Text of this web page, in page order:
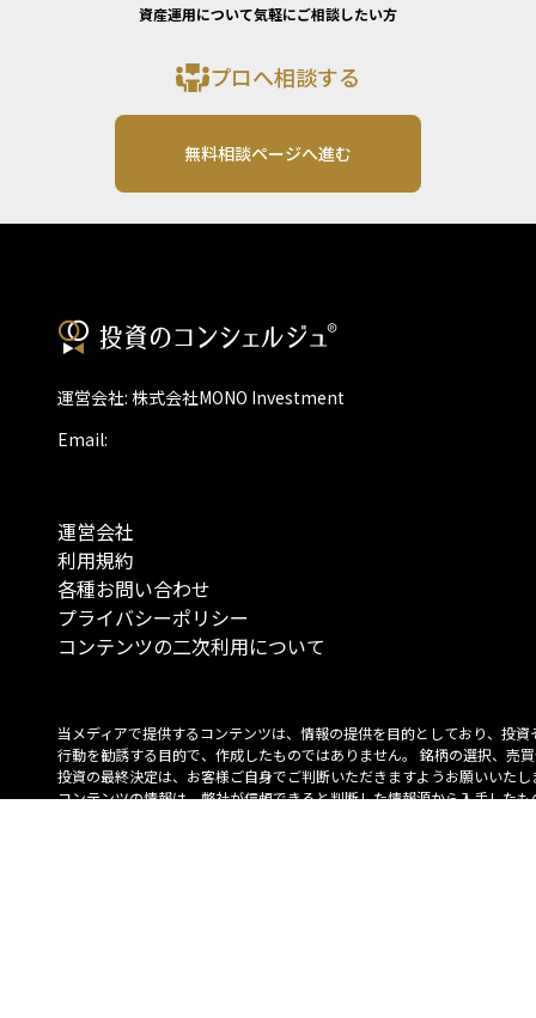
資産運用について気軽にご相談したい方
プロへ相談する
無料相談ページへ進む
運営会社: 株式会社MONO Investment
Email:
運営会社
利用規約
各種お問い合わせ
プライバシーポリシー
コンテンツの二次利用について
当メディアで提供するコンテンツは、情報の提供を目的としており、投資
行動を勧誘する目的で、作成したものではありません。 銘柄の選択、売
投資の最終決定は、お客様ご自身でご判断いただきますようお願いいたし
コンテンツの情報は、弊社が信頼できると判断した情報源から入手したも